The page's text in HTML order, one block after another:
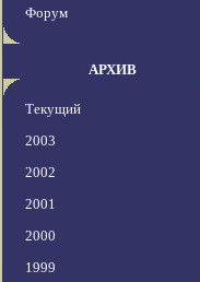
Форум
АРХИВ
Текущий
2003
2002
2001
2000
1999